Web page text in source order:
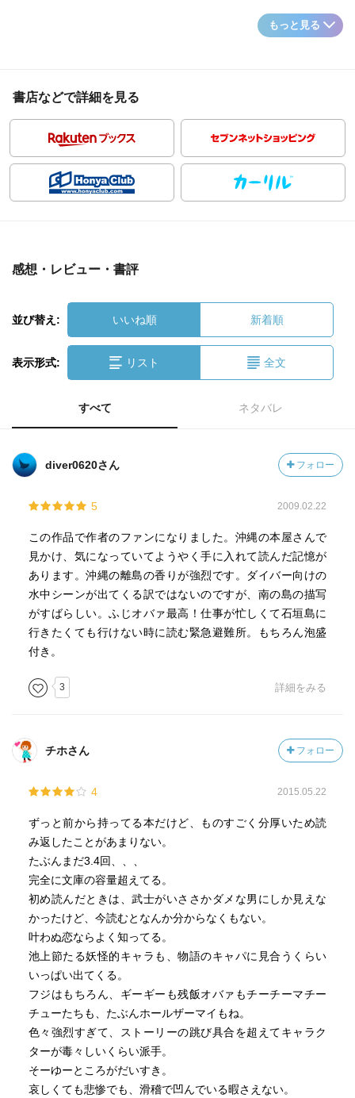
もっと見る
書店などで詳細を見る
感想・レビュー・書評
並び替え: いいね順 新着順
表示形式: リスト 全文
すべて ネタバレ
diver0620さん フォロー
5 2009.02.22
この作品で作者のファンになりました。沖縄の本屋さんで
見かけ、気になっていてようやく手に入れて読んだ記憶が
あります。沖縄の離島の香りが強烈です。ダイバー向けの
水中シーンが出てくる訳ではないのですが、南の島の描写
がすばらしい。ふじオバァ最高！仕事が忙しくて石垣島に
行きたくても行けない時に読む緊急避難所。もちろん泡盛
付き。
3 詳細をみる
チホさん フォロー
4 2015.05.22
ずっと前から持ってる本だけど、ものすごく分厚いため読
み返したことがあまりない。
たぶんまだ3.4回、、、
完全に文庫の容量超えてる。
初め読んだときは、武士がいささかダメな男にしか見えな
かったけど、今読むとなんか分からなくもない。
叶わぬ恋ならよく知ってる。
池上節たる妖怪的キャラも、物語のキャパに見合うくらい
いっぱい出てくる。
フジはもちろん、ギーギーも残飯オバァもチーチーマチー
チューたちも、たぶんホールザーマイもね。
色々強烈すぎて、ストーリーの跳び具合を超えてキャラク
ターが毒々しいくらい派手。
そーゆーところがだいすき。
哀しくても悲惨でも、滑稽で凹んでいる暇さえない。